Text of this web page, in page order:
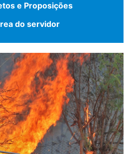
e Proposições
do servidor